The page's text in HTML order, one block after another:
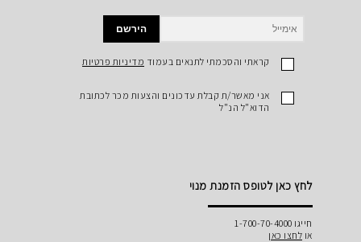
הירשם
קראתי והסכמתי לתנאים בעמוד מדיניות פרטיות
אני מאשר/ת קבלת עדכונים והצעות מכר לכתובת
הדוא"ל הנ"ל
לחץ כאן לטופס הזמנת מנוי
חייגו 1-700-70-4000
או לחצו כאן